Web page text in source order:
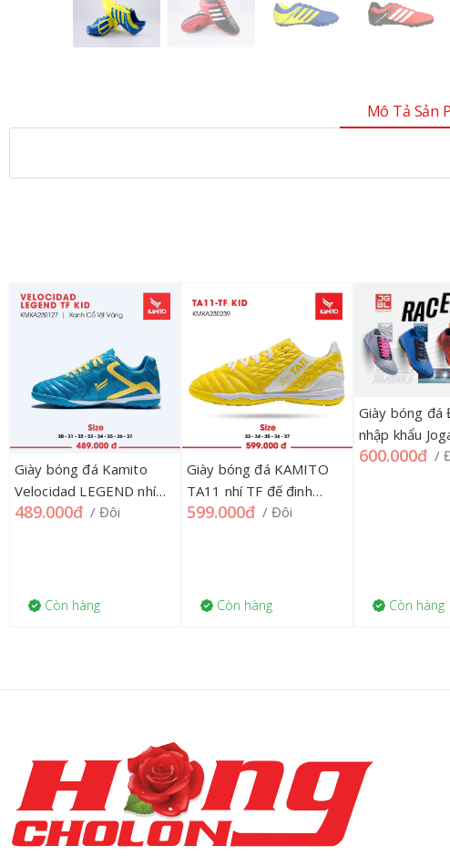
Mô Tả Sản
Giày bóng đá Kamito
Velocidad LEGEND nhí
TF KMKA2301, 30=>37
489.000đ / Đôi
Còn hàng
Giày bóng đá KAMITO
TA11 nhí TF đế đinh
KMKA2302 , 33=>37
599.000đ / Đôi
Còn hàng
Giày bóng đá
nhập khẩu
RACER
600.000đ /
Còn hàng